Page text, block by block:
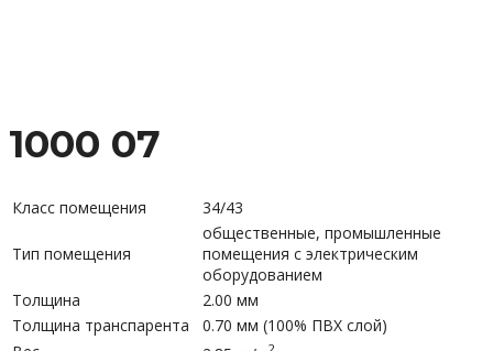
1000 07
Класс помещения 34/43
Тип помещения
общественные, промышленные
помещения с электрическим
оборудованием
Толщина
2.00 мм
Толщина транспарента
0.70 мм (100% ПВХ слой)